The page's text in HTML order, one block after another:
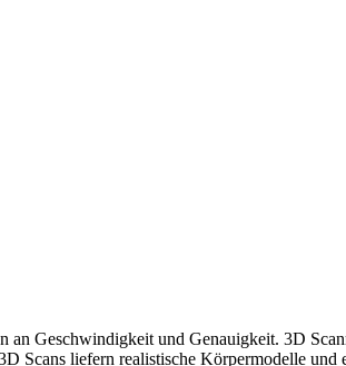
Geschwindigkeit und Genauigkeit. 3D
liefern realistische Körpermodelle